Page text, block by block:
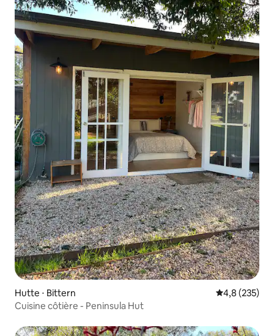
Hutte ⋅ Bittern Évaluation
4,8 (235)
Cuisine côtière - Peninsula Hut